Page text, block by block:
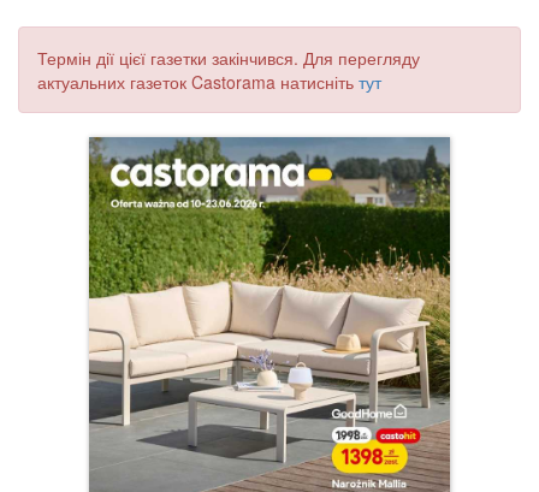
Термін дії цієї газетки закінчився. Для перегляду
актуальних газеток Castorama натисніть тут